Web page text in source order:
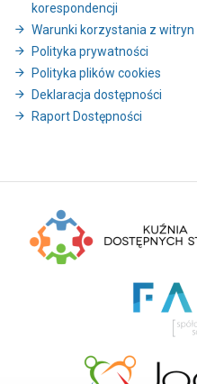
korespondencji
Warunki korzystania z witryn
Polityka prywatności
Polityka plików cookies
Deklaracja dostępności
Raport Dostępności